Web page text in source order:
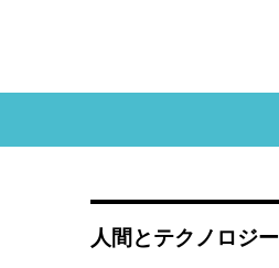
人間とテクノロジ